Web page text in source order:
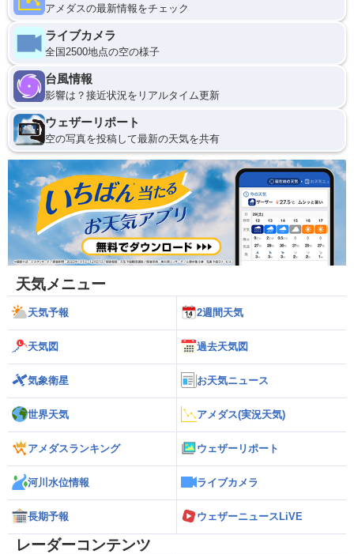
アメダスの最新情報をチェック
ライブカメラ
全国2500地点の空の様子
台風情報
影響は？接近状況をリアルタイム更新
ウェザーリポート
空の写真を投稿して最新の天気を共有
天気メニュー
天気予報 2週間天気
天気図 過去天気図
気象衛星 お天気ニュース
世界天気 アメダス(実況天気)
アメダスランキング ウェザーリポート
河川水位情報 ライブカメラ
長期予報 ウェザーニュースLiVE
レーダーコンテンツ